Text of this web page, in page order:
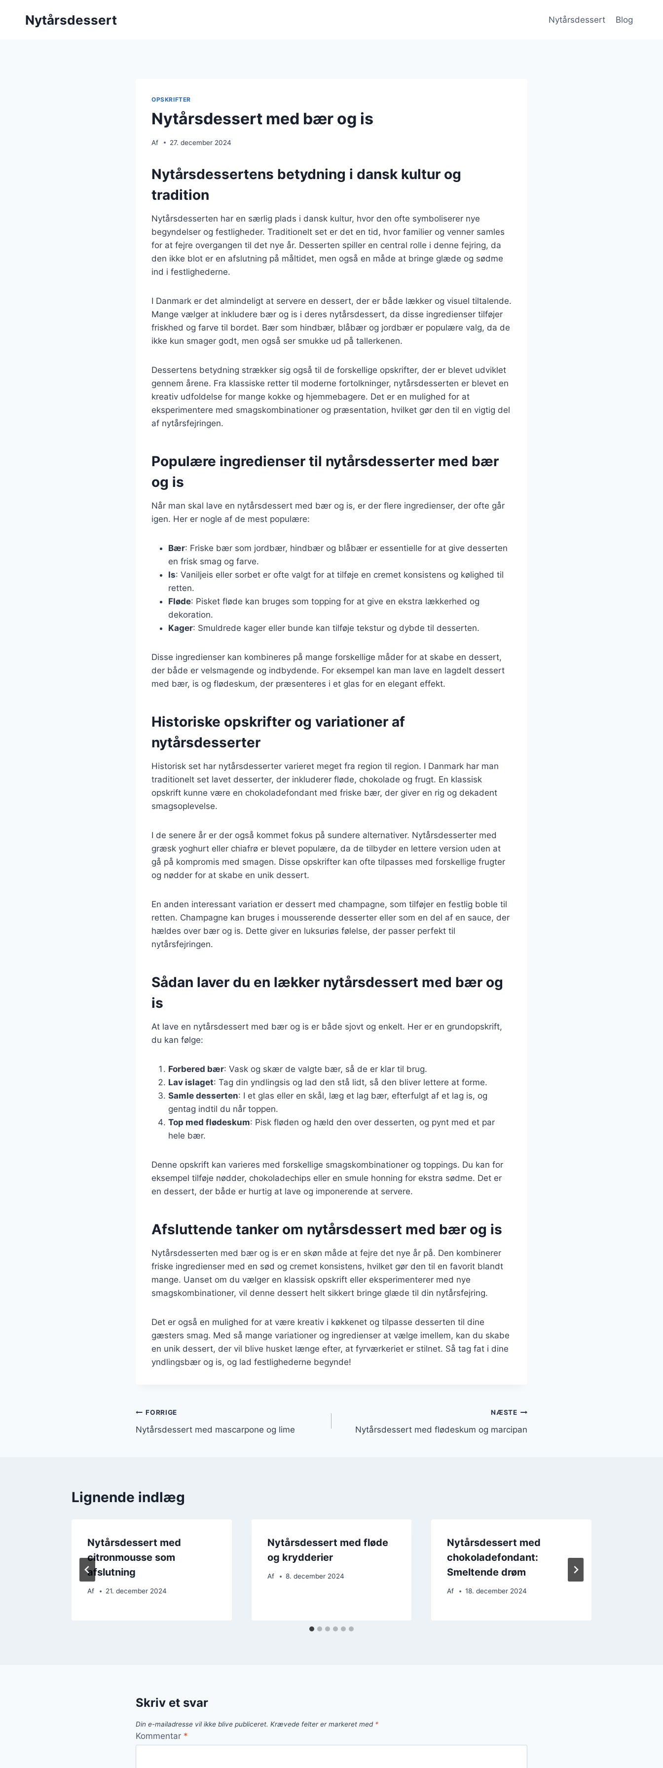
Nytårsdessert Nytårsdessert Blog
OPSKRIFTER
Nytårsdessert med bær og is
Af 27. december 2024
Nytårsdessertens betydning i dansk kultur og
tradition
Nytårsdesserten har en særlig plads i dansk kultur, hvor den ofte symboliserer nye
begyndelser og festligheder. Traditionelt set er det en tid, hvor familier og venner samles
for at fejre overgangen til det nye år. Desserten spiller en central rolle i denne fejring, da
den ikke blot er en afslutning på måltidet, men også en måde at bringe glæde og sødme
ind i festlighederne.
I Danmark er det almindeligt at servere en dessert, der er både lækker og visuel tiltalende.
Mange vælger at inkludere bær og is i deres nytårsdessert, da disse ingredienser tilføjer
friskhed og farve til bordet. Bær som hindbær, blåbær og jordbær er populære valg, da de
ikke kun smager godt, men også ser smukke ud på tallerkenen.
Dessertens betydning strækker sig også til de forskellige opskrifter, der er blevet udviklet
gennem årene. Fra klassiske retter til moderne fortolkninger, nytårsdesserten er blevet en
kreativ udfoldelse for mange kokke og hjemmebagere. Det er en mulighed for at
eksperimentere med smagskombinationer og præsentation, hvilket gør den til en vigtig del
af nytårsfejringen.
Populære ingredienser til nytårsdesserter med bær
og is
Når man skal lave en nytårsdessert med bær og is, er der flere ingredienser, der ofte går
igen. Her er nogle af de mest populære:
Bær: Friske bær som jordbær, hindbær og blåbær er essentielle for at give desserten
en frisk smag og farve.
Is: Vaniljeis eller sorbet er ofte valgt for at tilføje en cremet konsistens og kølighed til
retten.
Fløde: Pisket fløde kan bruges som topping for at give en ekstra lækkerhed og
dekoration.
Kager: Smuldrede kager eller bunde kan tilføje tekstur og dybde til desserten.
Disse ingredienser kan kombineres på mange forskellige måder for at skabe en dessert,
der både er velsmagende og indbydende. For eksempel kan man lave en lagdelt dessert
med bær, is og flødeskum, der præsenteres i et glas for en elegant effekt.
Historiske opskrifter og variationer af
nytårsdesserter
Historisk set har nytårsdesserter varieret meget fra region til region. I Danmark har man
traditionelt set lavet desserter, der inkluderer fløde, chokolade og frugt. En klassisk
opskrift kunne være en chokoladefondant med friske bær, der giver en rig og dekadent
smagsoplevelse.
I de senere år er der også kommet fokus på sundere alternativer. Nytårsdesserter med
græsk yoghurt eller chiafrø er blevet populære, da de tilbyder en lettere version uden at
gå på kompromis med smagen. Disse opskrifter kan ofte tilpasses med forskellige frugter
og nødder for at skabe en unik dessert.
En anden interessant variation er dessert med champagne, som tilføjer en festlig boble til
retten. Champagne kan bruges i mousserende desserter eller som en del af en sauce, der
hældes over bær og is. Dette giver en luksuriøs følelse, der passer perfekt til
nytårsfejringen.
Sådan laver du en lækker nytårsdessert med bær og
is
At lave en nytårsdessert med bær og is er både sjovt og enkelt. Her er en grundopskrift,
du kan følge:
Forbered bær: Vask og skær de valgte bær, så de er klar til brug.
Lav islaget: Tag din yndlingsis og lad den stå lidt, så den bliver lettere at forme.
Samle desserten: I et glas eller en skål, læg et lag bær, efterfulgt af et lag is, og
gentag indtil du når toppen.
Top med flødeskum: Pisk fløden og hæld den over desserten, og pynt med et par
hele bær.
Denne opskrift kan varieres med forskellige smagskombinationer og toppings. Du kan for
eksempel tilføje nødder, chokoladechips eller en smule honning for ekstra sødme. Det er
en dessert, der både er hurtig at lave og imponerende at servere.
Afsluttende tanker om nytårsdessert med bær og is
Nytårsdesserten med bær og is er en skøn måde at fejre det nye år på. Den kombinerer
friske ingredienser med en sød og cremet konsistens, hvilket gør den til en favorit blandt
mange. Uanset om du vælger en klassisk opskrift eller eksperimenterer med nye
smagskombinationer, vil denne dessert helt sikkert bringe glæde til din nytårsfejring.
Det er også en mulighed for at være kreativ i køkkenet og tilpasse desserten til dine
gæsters smag. Med så mange variationer og ingredienser at vælge imellem, kan du skabe
en unik dessert, der vil blive husket længe efter, at fyrværkeriet er stilnet. Så tag fat i dine
yndlingsbær og is, og lad festlighederne begynde!
Indlægsnavigation
FORRIGE
Nytårsdessert med mascarpone og lime
NÆSTE
Nytårsdessert med flødeskum og marcipan
Lignende indlæg
Nytårsdessert med
citronmousse som
afslutning
Af 21. december 2024
Nytårsdessert med fløde
og krydderier
Af 8. december 2024
Nytårsdessert med
chokoladefondant:
Smeltende drøm
Af 18. december 2024
Skriv et svar
Din e-mailadresse vil ikke blive publiceret. Krævede felter er markeret med *
Kommentar *